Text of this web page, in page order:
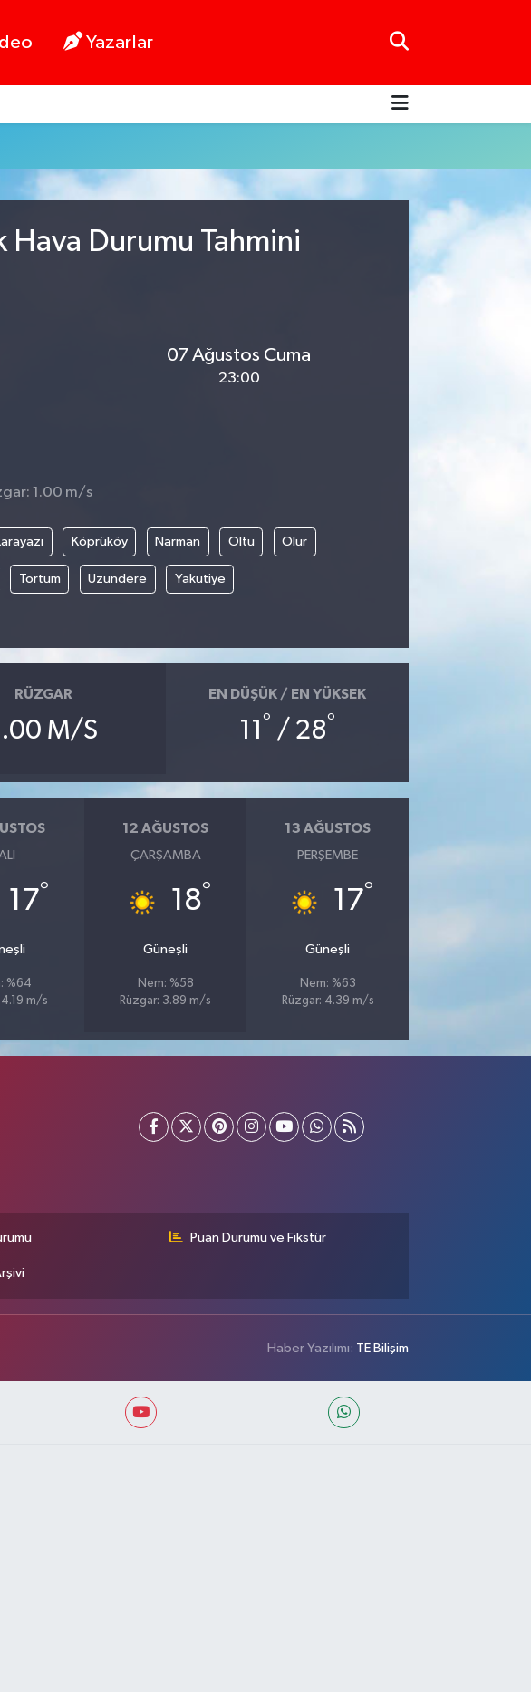
Yazarlar
Hava Durumu Tahmini
07 Ağustos Cuma
23:00
1.00 m/s
Köprüköy Narman Oltu Olur
Tortum Uzundere Yakutiye
RÜZGAR
M/S
EN DÜŞÜK / EN YÜKSEK
11 ° / 28°
17°
%64
4.19 m/s
12 AĞUSTOS
ÇARŞAMBA
18°
Güneşli
Nem: %58
Rüzgar: 3.89 m/s
13 AĞUSTOS
PERŞEMBE
17°
Güneşli
Nem: %63
Rüzgar: 4.39 m/s
Puan Durumu ve Fikstür
Haber Yazılımı: TE Bilişim